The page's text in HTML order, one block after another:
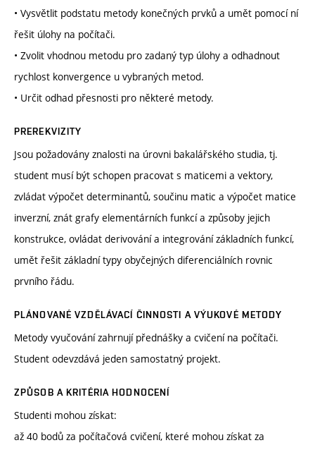
• Vysvětlit podstatu metody konečných prvků a umět pomocí ní
řešit úlohy na počítači.
• Zvolit vhodnou metodu pro zadaný typ úlohy a odhadnout
rychlost konvergence u vybraných metod.
• Určit odhad přesnosti pro některé metody.
PREREKVIZITY
Jsou požadovány znalosti na úrovni bakalářského studia, tj.
student musí být schopen pracovat s maticemi a vektory,
zvládat výpočet determinantů, součinu matic a výpočet matice
inverzní, znát grafy elementárních funkcí a způsoby jejich
konstrukce, ovládat derivování a integrování základních funkcí,
umět řešit základní typy obyčejných diferenciálních rovnic
prvního řádu.
PLÁNOVANÉ VZDĚLÁVACÍ ČINNOSTI A VÝUKOVÉ METODY
Metody vyučování zahrnují přednášky a cvičení na počítači.
Student odevzdává jeden samostatný projekt.
ZPŮSOB A KRITÉRIA HODNOCENÍ
Studenti mohou získat:
až 40 bodů za počítačová cvičení, které mohou získat za